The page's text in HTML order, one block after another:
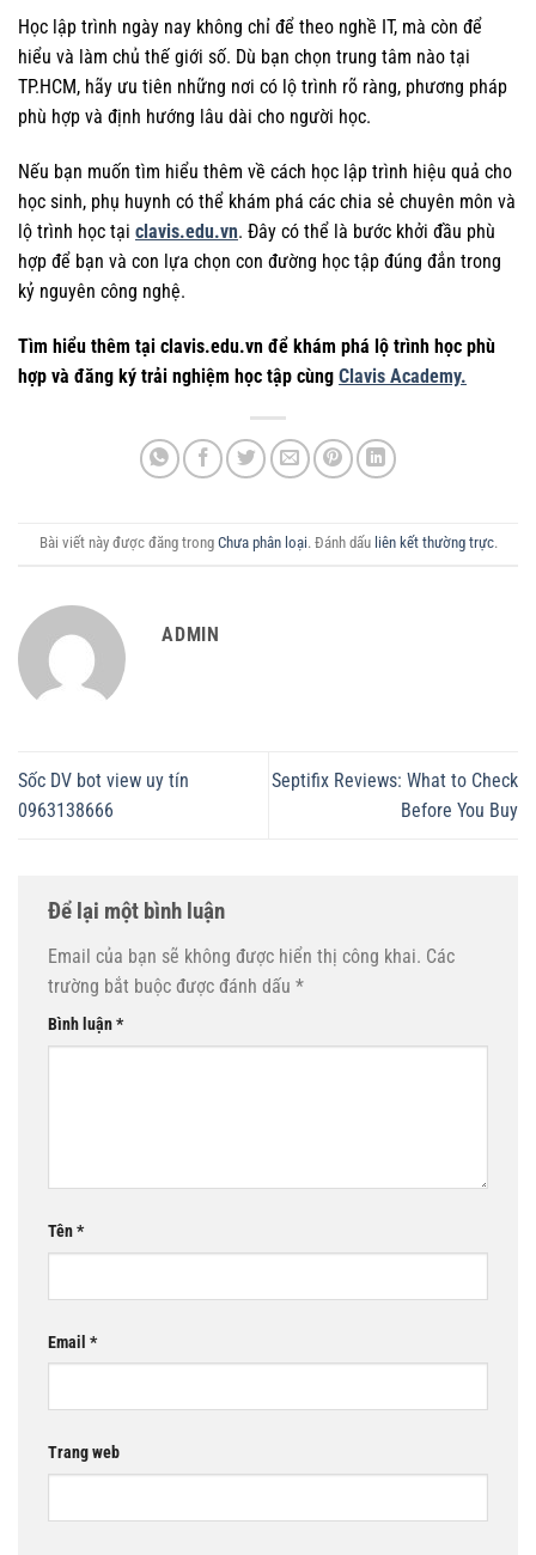
Học lập trình ngày nay không chỉ để theo nghề IT, mà còn để
hiểu và làm chủ thế giới số. Dù bạn chọn trung tâm nào tại
TP.HCM, hãy ưu tiên những nơi có lộ trình rõ ràng, phương pháp
phù hợp và định hướng lâu dài cho người học.
Nếu bạn muốn tìm hiểu thêm về cách học lập trình hiệu quả cho
học sinh, phụ huynh có thể khám phá các chia sẻ chuyên môn và
lộ trình học tại clavis.edu.vn. Đây có thể là bước khởi đầu phù
hợp để bạn và con lựa chọn con đường học tập đúng đắn trong
kỷ nguyên công nghệ.
Tìm hiểu thêm tại clavis.edu.vn để khám phá lộ trình học phù
hợp và đăng ký trải nghiệm học tập cùng Clavis Academy.
Bài viết này được đăng trong Chưa phân loại. Đánh dấu liên kết thường trực.
ADMIN
Sốc DV bot view uy tín
0963138666
Septifix Reviews: What to Check
Before You Buy
Để lại một bình luận
Email của bạn sẽ không được hiển thị công khai. Các
trường bắt buộc được đánh dấu *
Bình luận*
Tên*
Email *
Trang web